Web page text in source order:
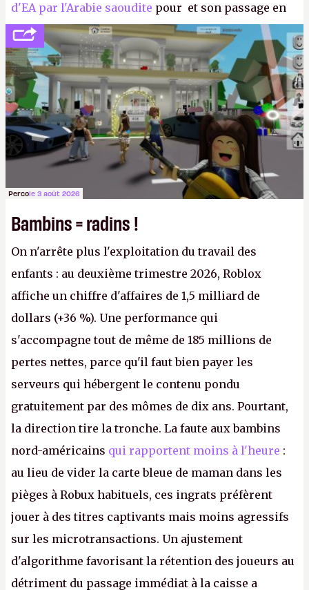
d'EA par l'Arabie saoudite pour et son passage en
société privée, l'éditeur n'aura bientôt plus
l'obligation de publier ses bilans. Encore une
victoire pour la transparence.P.
Percole 3 août 2026
Bambins = radins !
On n'arrête plus l'exploitation du travail des
enfants : au deuxième trimestre 2026, Roblox
affiche un chiffre d'affaires de 1,5 milliard de
dollars (+36 %). Une performance qui
s'accompagne tout de même de 185 millions de
pertes nettes, parce qu'il faut bien payer les
serveurs qui hébergent le contenu pondu
gratuitement par des mômes de dix ans. Pourtant,
la direction tire la tronche. La faute aux bambins
nord-américains qui rapportent moins à l'heure :
au lieu de vider la carte bleue de maman dans les
pièges à Robux habituels, ces ingrats préfèrent
jouer à des titres captivants mais moins agressifs
sur les microtransactions. Un ajustement
d'algorithme favorisant la rétention des joueurs au
détriment du passage immédiat à la caisse a